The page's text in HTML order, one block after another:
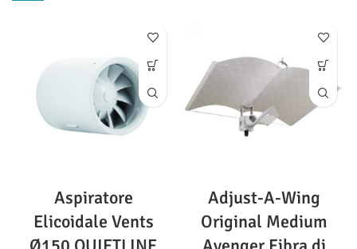
Aspiratore
Elicoidale Vents
Adjust-A-Wing
Original Medium